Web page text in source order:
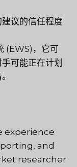
议的信任程度
(EWS)，它可
可能正在计划
experience
and
researcher